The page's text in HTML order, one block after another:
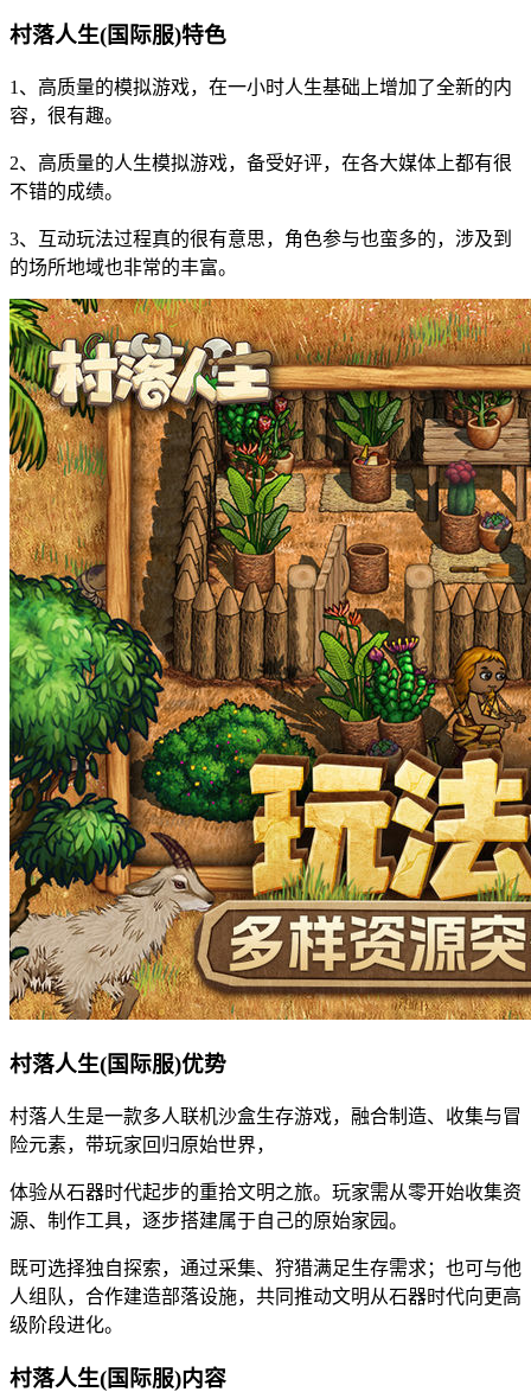
村落人生(国际服)特色
1、高质量的模拟游戏，在一小时人生基础上增加了全新的内
容，很有趣。
2、高质量的人生模拟游戏，备受好评，在各大媒体上都有很
不错的成绩。
3、互动玩法过程真的很有意思，角色参与也蛮多的，涉及到
的场所地域也非常的丰富。
村落人生(国际服)优势
村落人生是一款多人联机沙盒生存游戏，融合制造、收集与冒
险元素，带玩家回归原始世界，
体验从石器时代起步的重拾文明之旅。玩家需从零开始收集资
源、制作工具，逐步搭建属于自己的原始家园。
既可选择独自探索，通过采集、狩猎满足生存需求；也可与他
人组队，合作建造部落设施，共同推动文明从石器时代向更高
级阶段进化。
村落人生(国际服)内容